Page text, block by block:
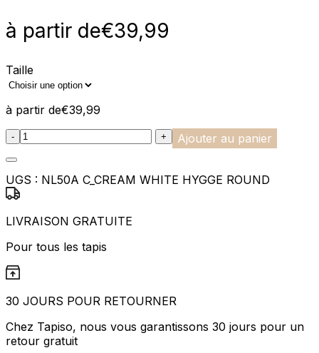
à partir de€39,99
Taille
à partir de€39,99
:product_name quantity
- + Ajouter au panier
UGS : NL50A C_CREAM WHITE HYGGE ROUND
LIVRAISON GRATUITE
Pour tous les tapis
30 JOURS POUR RETOURNER
Chez Tapiso, nous vous garantissons 30 jours pour un
retour gratuit